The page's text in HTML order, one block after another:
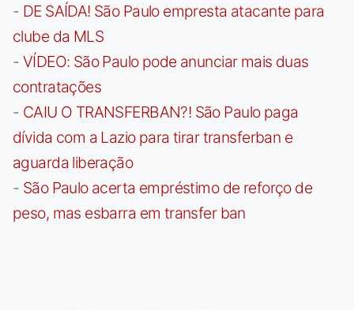
- DE SAÍDA! São Paulo empresta atacante para
clube da MLS
- VÍDEO: São Paulo pode anunciar mais duas
contratações
- CAIU O TRANSFERBAN?! São Paulo paga
dívida com a Lazio para tirar transferban e
aguarda liberação
- São Paulo acerta empréstimo de reforço de
peso, mas esbarra em transfer ban